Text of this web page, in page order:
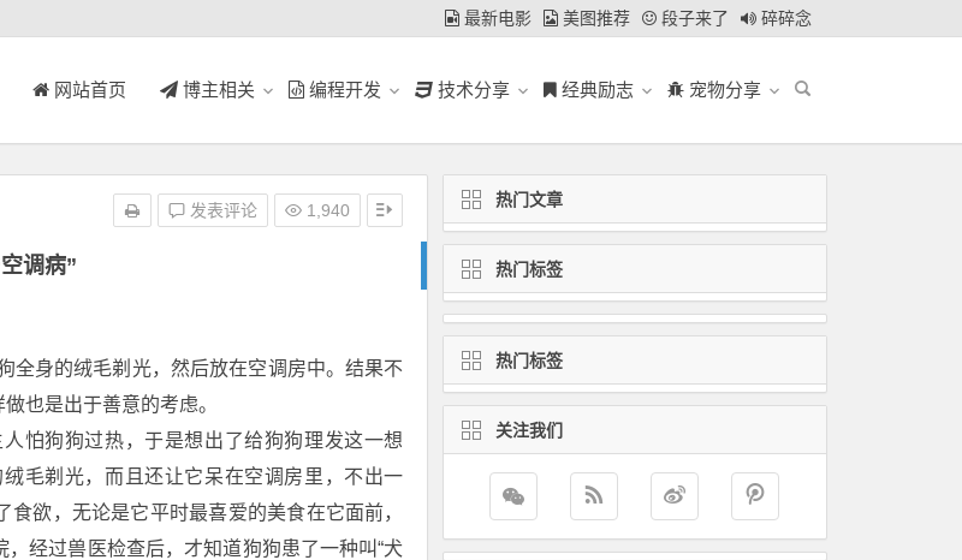
最新电影 美图推荐 段子来了 碎碎念
网站首页 博主相关 编程开发 技术分享 经典励志 宠物分享
调病”
发表评论 1,940
全身的绒毛剃光，然后放在空调房中。结果不
也是出于善意的考虑。
怕狗狗过热，于是想出了给狗狗理发这一想
毛剃光，而且还让它呆在空调房里，不出一
欲，无论是它平时最喜爱的美食在它面前，
经过兽医检查后，才知道狗狗患了一种叫“犬
热门文章
热门标签
热门标签
关注我们